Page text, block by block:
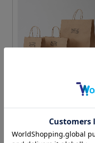
S・M・Lサイズより当店に
カートに入れる